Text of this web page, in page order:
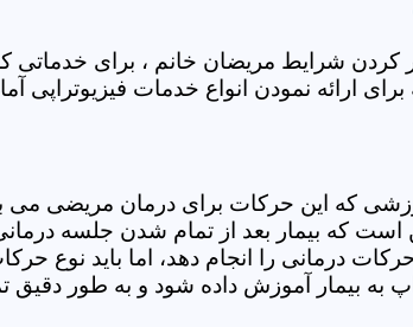
شرایط مریضان خانم ، برای خدماتی
ارائه نمودن انواع خدمات فیزیوتراپی
که این حرکات برای درمان مریضی می
است که بیمار بعد از تمام شدن جلسه
درمانی را انجام دهد، اما باید نوع
به بیمار آموزش داده شود و به طور دقیق